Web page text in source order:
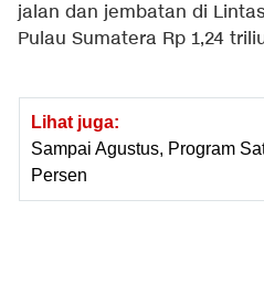
jalan dan jembatan di
Pulau Sumatera Rp 1,24
Lihat juga:
Sampai Agustus, Program
Persen